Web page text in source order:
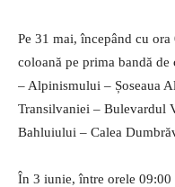
Pe 31 mai, începând cu
coloană pe prima bandă
– Alpinismului – Șoseaua
Transilvaniei – Bulevardul
Bahluiului – Calea
În 3 iunie, între orele